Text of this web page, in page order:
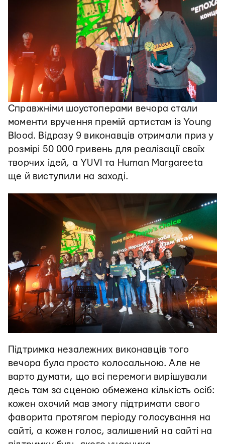
Справжніми шоустоперами вечора стали
моменти вручення премій артистам із Young
Blood. Відразу 9 виконавців отримали приз у
розмірі 50 000 гривень для реалізації своїх
творчих ідей, а YUVI та Human Margareeta
ще й виступили на заході.
Підтримка незалежних виконавців того
вечора була просто колосальною. Але не
варто думати, що всі перемоги вирішували
десь там за сценою обмежена кількість осіб:
кожен охочий мав змогу підтримати свого
фаворита протягом періоду голосування на
сайті, а кожен голос, залишений на сайті на